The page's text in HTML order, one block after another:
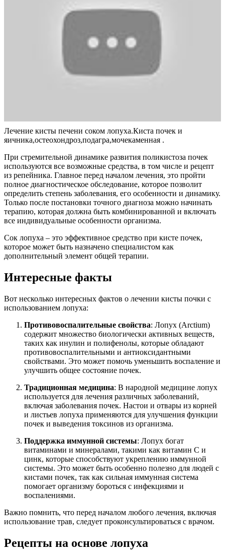
Лечение кисты печени соком лопуха.Киста почек и
яичника,остеохондроз,подагра,мочекаменная .
При стремительной динамике развития поликистоза почек
используются все возможные средства, в том числе и рецепт
из репейника. Главное перед началом лечения, это пройти
полное диагностическое обследование, которое позволит
определить степень заболевания, его особенности и динамику.
Только после постановки точного диагноза можно начинать
терапию, которая должна быть комбинированной и включать
все индивидуальные особенности организма.
Сок лопуха – это эффективное средство при кисте почек,
которое может быть назначено специалистом как
дополнительный элемент общей терапии.
Интересные факты
Вот несколько интересных фактов о лечении кисты почки с
использованием лопуха:
Противовоспалительные свойства: Лопух (Arctium)
содержит множество биологически активных веществ,
таких как инулин и полифенолы, которые обладают
противовоспалительными и антиоксидантными
свойствами. Это может помочь уменьшить воспаление и
улучшить общее состояние почек.
Традиционная медицина: В народной медицине лопух
используется для лечения различных заболеваний,
включая заболевания почек. Настои и отвары из корней
и листьев лопуха применяются для улучшения функции
почек и выведения токсинов из организма.
Поддержка иммунной системы: Лопух богат
витаминами и минералами, такими как витамин C и
цинк, которые способствуют укреплению иммунной
системы. Это может быть особенно полезно для людей с
кистами почек, так как сильная иммунная система
помогает организму бороться с инфекциями и
воспалениями.
Важно помнить, что перед началом любого лечения, включая
использование трав, следует проконсультироваться с врачом.
Рецепты на основе лопуха